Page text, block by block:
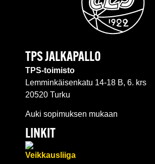
TPS JALKAPALLO
TPS-toimisto
Lemminkäisenkatu 14-18 B, 6. krs
20520 Turku
Auki sopimuksen mukaan
LINKIT